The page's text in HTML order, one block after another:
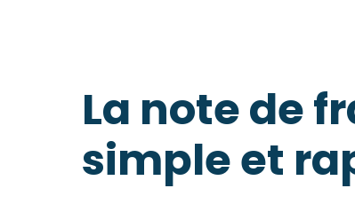
La note de
simple et